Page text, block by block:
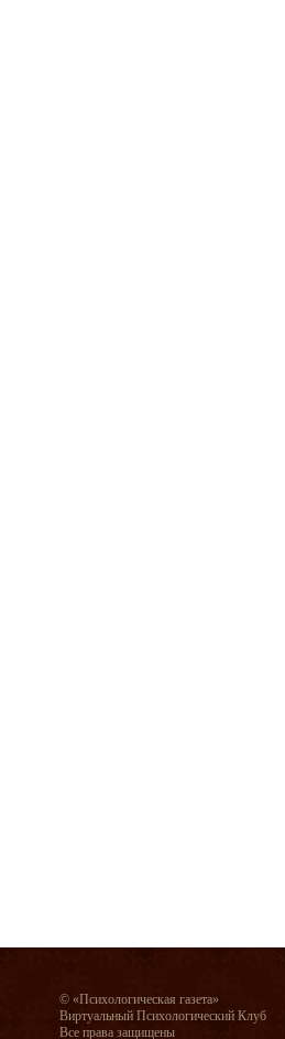
© «Психологическая газета»
Виртуальный Психологический Клуб
Все права защищены